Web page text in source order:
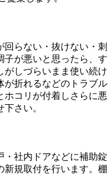
回らない・抜けない・刺
子が悪いと思ったら、す
がしづらいまま使い続け
が折れるなどのトラブル
ホコリが付着しさらに悪
さい。
・社内ドアなどに補助錠
新規取付を行います。棚